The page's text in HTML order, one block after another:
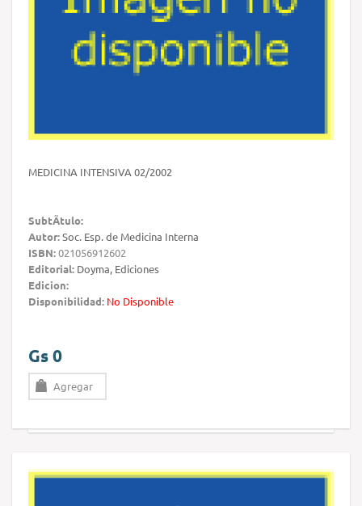
MEDICINA INTENSIVA 02/2002
SubtÃ­tulo:
Autor:Soc. Esp. de Medicina Interna
ISBN:021056912602
Editorial: Doyma, Ediciones
Edicion:
Disponibilidad: No Disponible
Gs 0
Agregar